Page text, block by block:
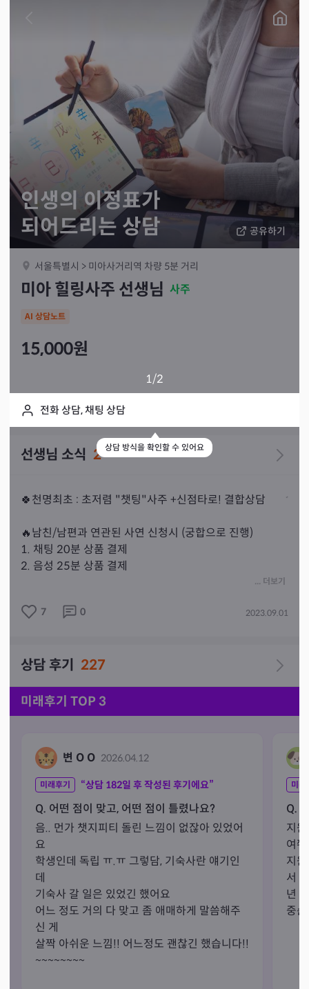
공유하기
인생의 이정표가
되어드리는 상담
서울특별시 > 미아사거리역 차량 5분 거리
미아 힐링사주 선생님 사주
AI 상담노트
15,000원
1/2
전화 상담, 채팅 상담
상담 방식을 확인할 수 있어요
선생님 소식 2
🍀천명최초 : 초저렴 "챗팅"사주 +신점타로! 결합상담
🔥남친/남편과 연관된 사연 신청시 (궁합으로 진행)
1. 채팅 20분 상품 결제
2. 음성 25분 상품 결제
🔥🔥채팅구매하신분 2번째 소식란 꼭 참고하세요🔥🔥
야하므로 분석시간 3-5분정도 소요됨을 미리공지드립니
✅️저는 사주와 타로를 필요에 따라 섞어서 보기때문에 다
른 분들보다 가성비가 좋다고볼수있어요. 시간내에는 타로
말씀주세요~~  말안하셔도 질문에따라 알아서 섞어서봅니
다😊💕
✅️유튜브와 개인상담때문에 종종 바로 연락이안될때가있
... 더보기
7 0 2023.09.01
상담 후기 227
미래후기 TOP 3
변 O O 2026.04.12
미래후기 “상담 182일 후 작성된 후기에요”
Q. 어떤 점이 맞고, 어떤 점이 틀렸나요?
음.. 먼가 챗지피티 돌린 느낌이 없잖아 있었어
요
학생인데 독립 ㅠ.ㅠ 그렇담, 기숙사란 얘기인
데
기숙사 갈 일은 있었긴 했어요
어느 정도 거의 다 맞고 좀 애매하게 말씀해주
신 게
살짝 아쉬운 느낌!! 어느정도 괜찮긴 했습니다!!
~~~~~~~~
미래
Q.
지
여
지
서
년
중